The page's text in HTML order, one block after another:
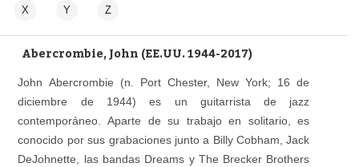
Área
personal
X Y Z
Abercrombie, John (EE.UU. 1944-2017)
John Abercrombie (n. Port Chester, New York; 16 de
diciembre de 1944) es un guitarrista de jazz
contemporáneo. Aparte de su trabajo en solitario, es
conocido por sus grabaciones junto a Billy Cobham, Jack
DeJohnette, las bandas Dreams y The Brecker Brothers